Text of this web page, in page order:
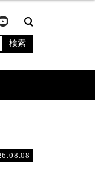
検索